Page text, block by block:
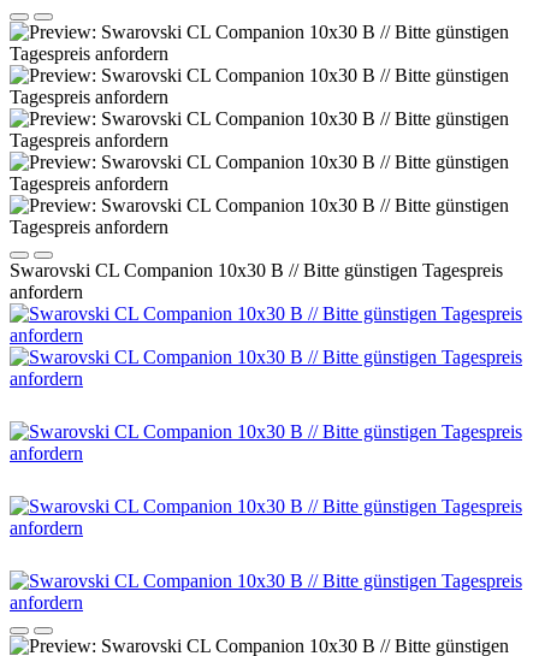
Swarovski CL Companion 10x30 B // Bitte günstigen Tagespreis
anfordern